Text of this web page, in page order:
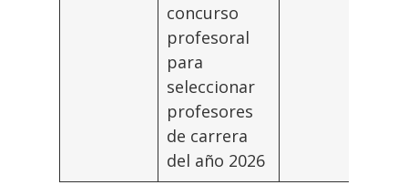
concurso
profesoral
para
seleccionar
profesores
de carrera
del año 2026